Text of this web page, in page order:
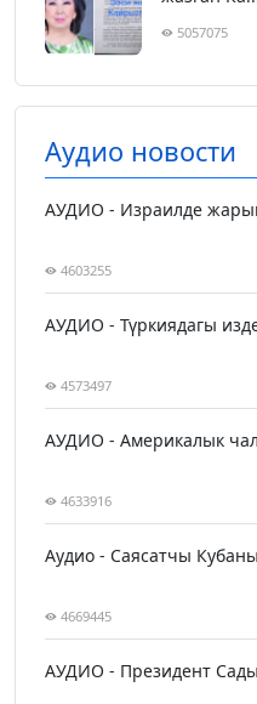
5057075
Аудио новости
АУДИО - Израилде
4603255
АУДИО - Түркиядагы
4573497
АУДИО - Америкалык
4633916
Аудио - Саясатчы
4669445
АУДИО - Президент